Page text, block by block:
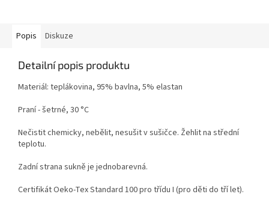
Popis Diskuze
Detailní popis produktu
Materiál: teplákovina, 95% bavlna, 5% elastan
Praní - šetrné, 30 °C
Nečistit chemicky, nebělit, nesušit v sušičce. Žehlit na střední
teplotu.
Zadní strana sukně je jednobarevná.
Certifikát Oeko-Tex Standard 100 pro třídu I (pro děti do tří let).